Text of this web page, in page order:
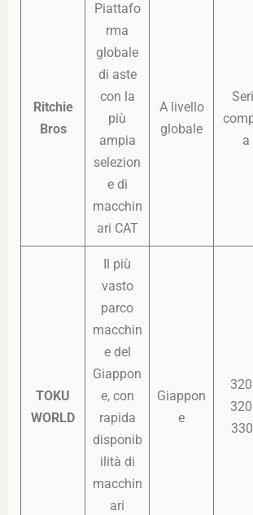
Ritchie
Bros
Piattafo
rma
globale
di aste
con la
più
ampia
selezion
e di
macchin
ari CAT
A livello
globale
a
TOKU
WORLD
Il più
vasto
parco
macchin
e del
Giappon
e, con
rapida
disponib
ilità di
macchin
ari
Giappon
e